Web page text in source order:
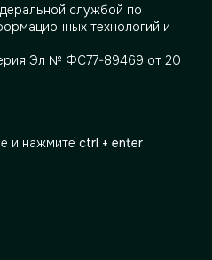
службой по
технологий и
Эл № ФС77-89469 от 20
и нажмите ctrl + enter